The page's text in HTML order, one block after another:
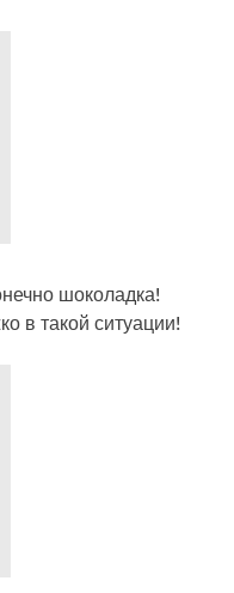
шоколадка!
в такой ситуации!